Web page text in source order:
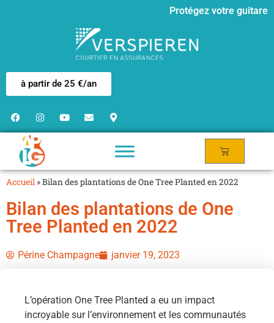
Protégez votre guitare
à partir de 25 €/an
Accueil »Bilan des plantations de One Tree Planted en 2022
Bilan des plantations de One
Tree Planted en 2022
Périne Champagne janvier 19, 2023
L’opération One Tree Planted a eu un impact
incroyable sur l’environnement et les communautés